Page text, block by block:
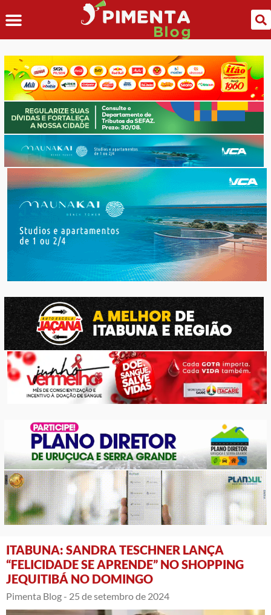
ITABUNA: SANDRA TESCHNER LANÇA
“FELICIDADE SE APRENDE” NO SHOPPING
JEQUITIBÁ NO DOMINGO
Pimenta Blog - 25 de setembro de 2024